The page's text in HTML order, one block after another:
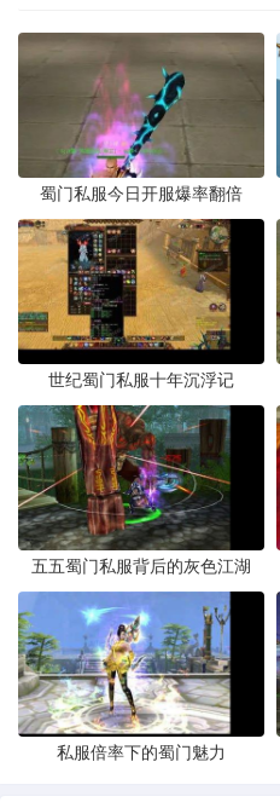
蜀门私服今日开服爆率翻倍
世纪蜀门私服十年沉浮记
五五蜀门私服背后的灰色江湖
私服倍率下的蜀门魅力